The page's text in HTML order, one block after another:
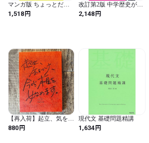
マンガ版 ちょっとだ
け・こっそり・素早く
「言い返す」技術 (単行
1,518円
改訂第2版 中学歴史が面
白いほどわかる本
2,148円
【再入荷】起立、気をつ
け、今から本屋を始めま
す。／ 船張真太郎
880円
現代文 基礎問題精講
1,634円